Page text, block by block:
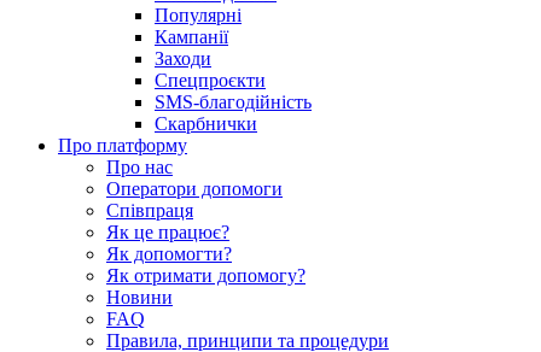
Популярні
Кампанії
Заходи
Спецпроєкти
SMS-благодійність
Скарбнички
Про платформу
Про нас
Оператори допомоги
Співпраця
Як це працює?
Як допомогти?
Як отримати допомогу?
Новини
FAQ
Правила, принципи та процедури